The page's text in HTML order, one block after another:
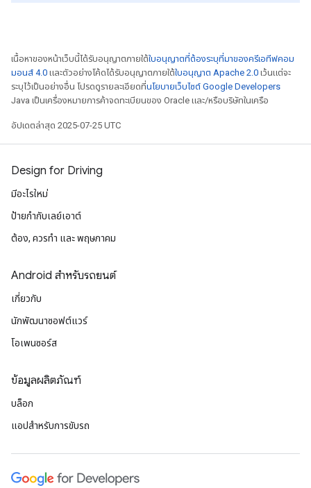
เนื้อหาของหน้าเว็บนี้ได้รับอนุญาตภายใต้ใบอนุญาตที่ต้องระบุที่มาของครีเอทีฟคอม
มอนส์ 4.0 และตัวอย่างโค้ดได้รับอนุญาตภายใต้ใบอนุญาต Apache 2.0 เว้นแต่จะ
ระบุไว้เป็นอย่างอื่น โปรดดูรายละเอียดที่นโยบายเว็บไซต์ Google Developers
Java เป็นเครื่องหมายการค้าจดทะเบียนของ Oracle และ/หรือบริษัทในเครือ
อัปเดตล่าสุด 2025-07-25 UTC
Design for Driving
มีอะไรใหม่
ป้ายกํากับเลย์เอาต์
ต้อง, ควรทำ และ พฤษภาคม
Android สำหรับรถยนต์
เกี่ยวกับ
นักพัฒนาซอฟต์แวร์
โอเพนซอร์ส
ข้อมูลผลิตภัณฑ์
บล็อก
แอปสำหรับการขับรถ